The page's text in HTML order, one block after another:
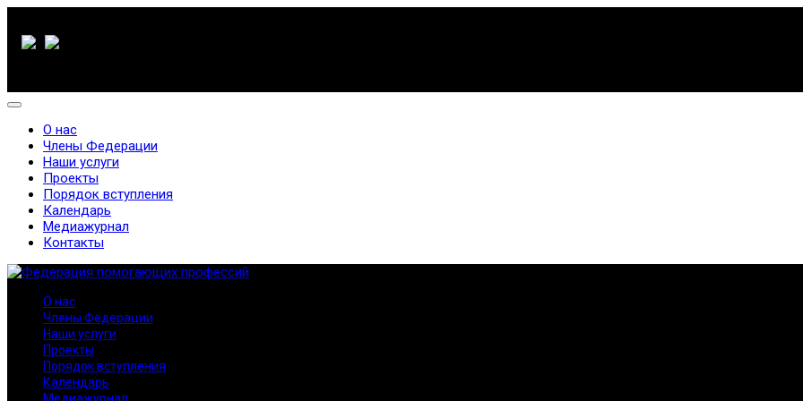
О нас
Члены Федерации
Наши услуги
Проекты
Порядок вступления
Календарь
Медиажурнал
Контакты
О нас
Члены Федерации
Наши услуги
Проекты
Порядок вступления
Календарь